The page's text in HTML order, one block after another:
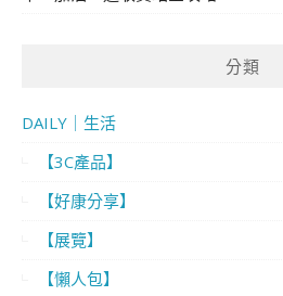
分類
DAILY｜生活
【3C產品】
【好康分享】
【展覽】
【懶人包】